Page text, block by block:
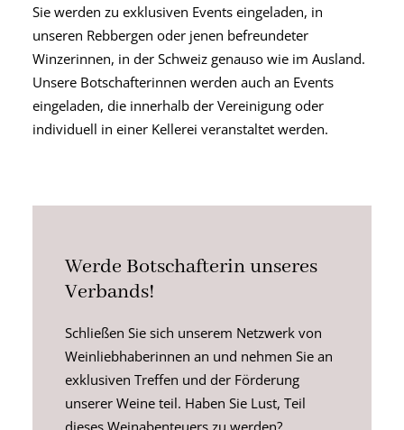
Sie werden zu exklusiven Events eingeladen, in
unseren Rebbergen oder jenen befreundeter
Winzerinnen, in der Schweiz genauso wie im Ausland.
Unsere Botschafterinnen werden auch an Events
eingeladen, die innerhalb der Vereinigung oder
individuell in einer Kellerei veranstaltet werden.
Werde Botschafterin unseres
Verbands!
Schließen Sie sich unserem Netzwerk von
Weinliebhaberinnen an und nehmen Sie an
exklusiven Treffen und der Förderung
unserer Weine teil. Haben Sie Lust, Teil
dieses Weinabenteuers zu werden?